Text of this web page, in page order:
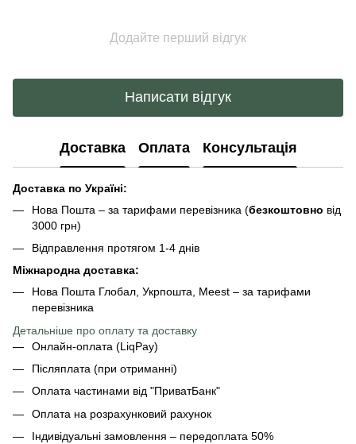
Додайте перший відгук
Написати відгук
Доставка Оплата Консультація
Доставка по Україні:
Нова Пошта – за тарифами перевізника (безкоштовно від
3000 грн)
Відправлення протягом 1-4 днів
Міжнародна доставка:
Нова Пошта Глобал, Укрпошта, Meest – за тарифами
перевізника
Детальніше про оплату та доставку
Онлайн-оплата (LiqPay)
Післяплата (при отриманні)
Оплата частинами від "ПриватБанк"
Оплата на розрахунковий рахунок
Індивідуальні замовлення – передоплата 50%